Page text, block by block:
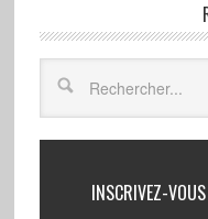
INSCRIVEZ-